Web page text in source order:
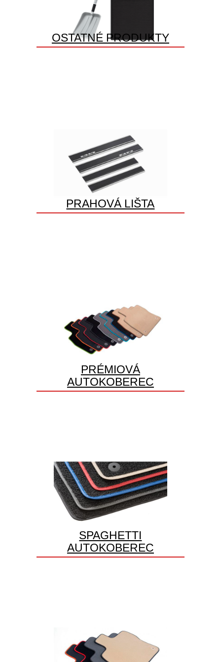
OSTATNÉ PRODUKTY
PRAHOVÁ LIŠTA
PRÉMIOVÁ
AUTOKOBEREC
SPAGHETTI
AUTOKOBEREC